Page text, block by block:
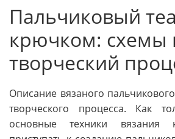
Пальчиковый
крючком: схемы
творческий
Описание вязаного
творческого процесса. Как
основные техники вязания